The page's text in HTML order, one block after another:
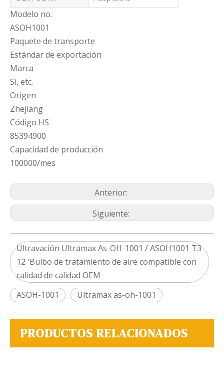
Modelo no.
ASOH1001
Paquete de transporte
Estándar de exportación
Marca
Sí, etc.
Origen
Zhejiang
Código HS
85394900
Capacidad de producción
100000/mes
Anterior:
Siguiente:
Ultravación Ultramax As-OH-1001 / ASOH1001 T3
12 'Bulbo de tratamiento de aire compatible con
calidad de calidad OEM
ASOH-1001
Ultramax as-oh-1001
PRODUCTOS RELACIONADOS